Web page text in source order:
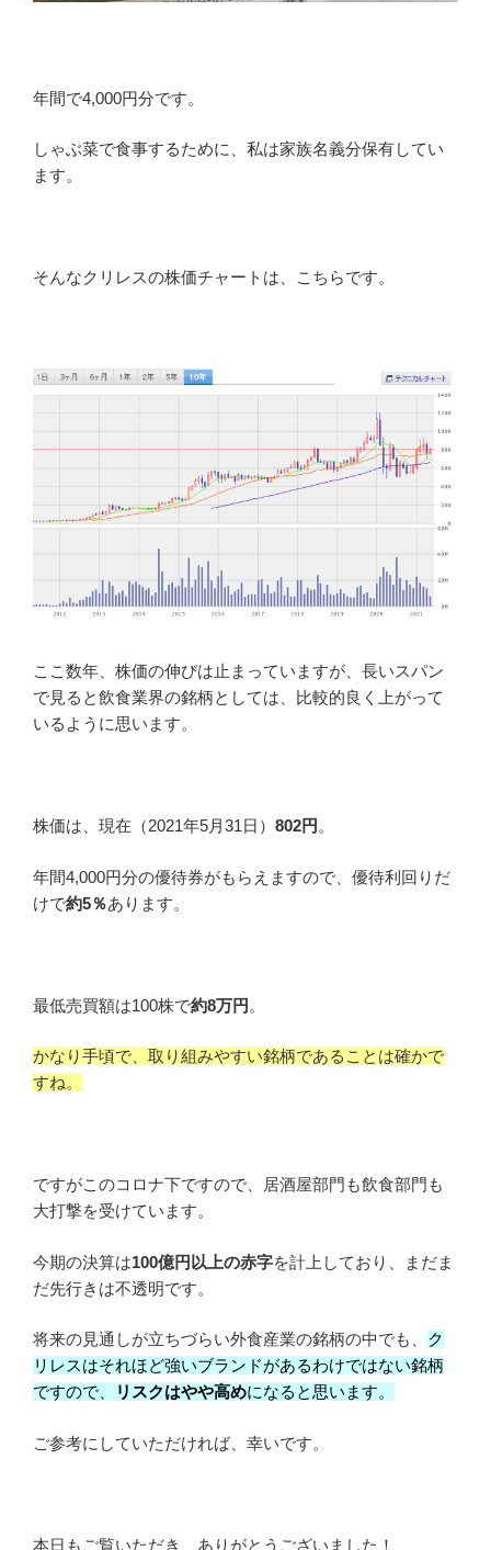
年間で4,000円分です。
しゃぶ菜で食事するために、私は家族名義分保有してい
ます。
そんなクリレスの株価チャートは、こちらです。
ここ数年、株価の伸びは止まっていますが、長いスパン
で見ると飲食業界の銘柄としては、比較的良く上がって
いるように思います。
株価は、現在（2021年5月31日） 802円 。
年間4,000円分の優待券がもらえますので、優待利回りだ
けで約5％あります。
最低売買額は100株で約8万円 。
かなり手頃で、取り組みやすい銘柄であることは確かで
すね。
ですがこのコロナ下ですので、居酒屋部門も飲食部門も
大打撃を受けています。
今期の決算は100億円以上の赤字を計上しており、まだま
だ先行きは不透明です。
将来の見通しが立ちづらい外食産業の銘柄の中でも、 ク
リレスはそれほど強いブランドがあるわけではない銘柄
ですので、
リスクはやや高めになると思います。
ご参考にしていただければ、幸いです。
本日もご覧いただき、ありがとうございました！